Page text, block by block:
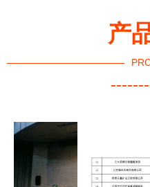
产